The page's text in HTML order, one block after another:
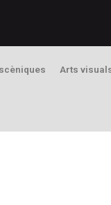
Arts